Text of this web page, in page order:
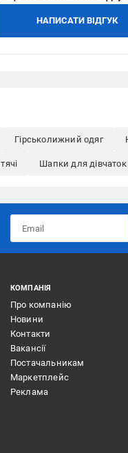
НАПИСАТИ ВІДГУК
Гірськолижний одяг
Шапки для дівчаток
КОМПАНІЯ
Про компанію
Новини
Контакти
Вакансії
Постачальникам
Маркетплейс
Реклама